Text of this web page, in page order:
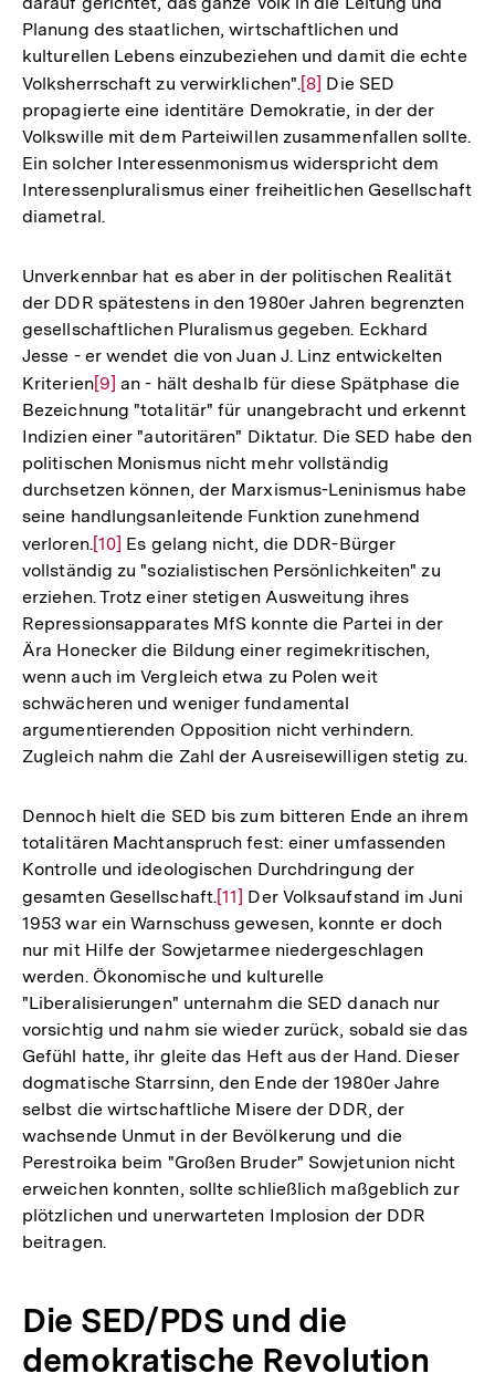
Planung des staatlichen, wirtschaftlichen und
kulturellen Lebens einzubeziehen und damit die echte
Volksherrschaft zu verwirklichen".Zur
Auflösung
der
Fußnote
[8] Die SED
propagierte eine identitäre Demokratie, in der der
Volkswille mit dem Parteiwillen zusammenfallen sollte.
Ein solcher Interessenmonismus widerspricht dem
Interessenpluralismus einer freiheitlichen Gesellschaft
diametral.
Unverkennbar hat es aber in der politischen Realität
der DDR spätestens in den 1980er Jahren begrenzten
gesellschaftlichen Pluralismus gegeben. Eckhard
Jesse - er wendet die von Juan J. Linz entwickelten
KriterienZur
Auflösung
der
Fußnote
[9] an - hält deshalb für diese Spätphase die
Bezeichnung "totalitär" für unangebracht und erkennt
Indizien einer "autoritären" Diktatur. Die SED habe den
politischen Monismus nicht mehr vollständig
durchsetzen können, der Marxismus-Leninismus habe
seine handlungsanleitende Funktion zunehmend
verloren.Zur
Auflösung
der
Fußnote
[10] Es gelang nicht, die DDR-Bürger
vollständig zu "sozialistischen Persönlichkeiten" zu
erziehen. Trotz einer stetigen Ausweitung ihres
Repressionsapparates MfS konnte die Partei in der
Ära Honecker die Bildung einer regimekritischen,
wenn auch im Vergleich etwa zu Polen weit
schwächeren und weniger fundamental
argumentierenden Opposition nicht verhindern.
Zugleich nahm die Zahl der Ausreisewilligen stetig zu.
Dennoch hielt die SED bis zum bitteren Ende an ihrem
totalitären Machtanspruch fest: einer umfassenden
Kontrolle und ideologischen Durchdringung der
gesamten Gesellschaft.Zur
Auflösung
der
Fußnote
[11] Der Volksaufstand im Juni
1953 war ein Warnschuss gewesen, konnte er doch
nur mit Hilfe der Sowjetarmee niedergeschlagen
werden. Ökonomische und kulturelle
"Liberalisierungen" unternahm die SED danach nur
vorsichtig und nahm sie wieder zurück, sobald sie das
Gefühl hatte, ihr gleite das Heft aus der Hand. Dieser
dogmatische Starrsinn, den Ende der 1980er Jahre
selbst die wirtschaftliche Misere der DDR, der
wachsende Unmut in der Bevölkerung und die
Perestroika beim "Großen Bruder" Sowjetunion nicht
erweichen konnten, sollte schließlich maßgeblich zur
plötzlichen und unerwarteten Implosion der DDR
beitragen.
Die SED/PDS und die
demokratische Revolution